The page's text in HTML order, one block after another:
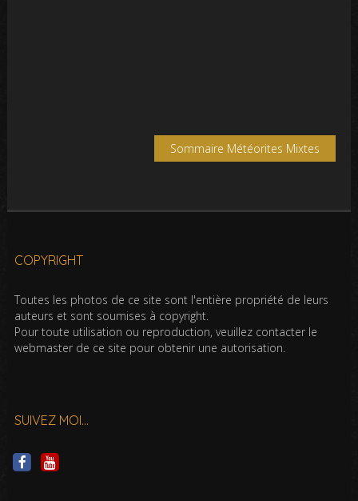
Sommaire Météorites Mixtes
COPYRIGHT
Toutes les photos de ce site sont l'entière propriété de leurs
auteurs et sont soumises à copyright.
Pour toute utilisation ou reproduction, veuillez contacter le
webmaster de ce site pour obtenir une autorisation.
SUIVEZ MOI…